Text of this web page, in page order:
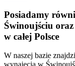
Posiadamy
Świnoujściu oraz
w całej Polsce
W naszej bazie